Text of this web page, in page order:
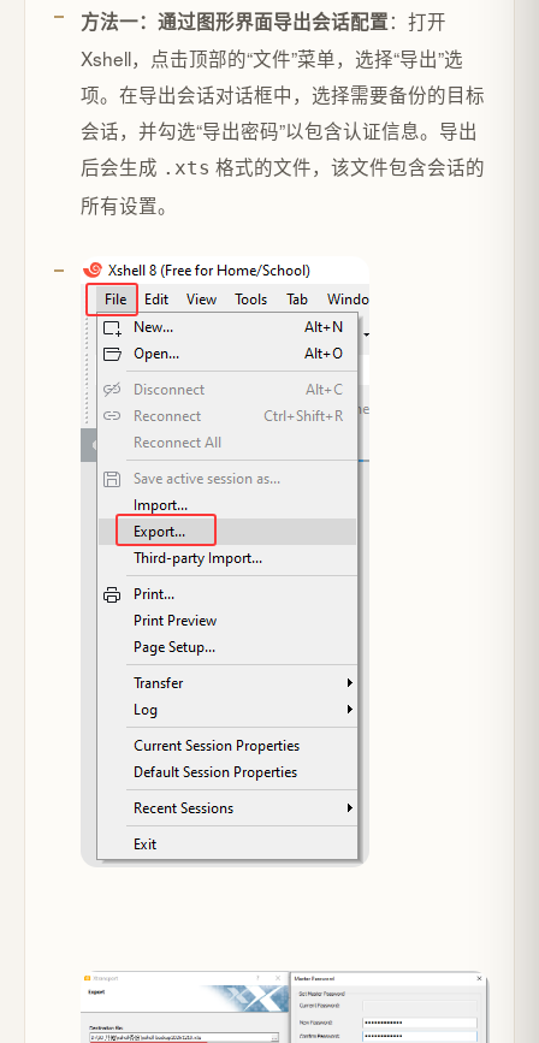
方法一：通过图形界面导出会话配置‌：打开
Xshell，点击顶部的“文件”菜单，选择“导出”选
项。在导出会话对话框中，选择需要备份的目标
会话，并勾选“导出密码”以包含认证信息。导出
后会生成 .xts 格式的文件，该文件包含会话的
所有设置。‌